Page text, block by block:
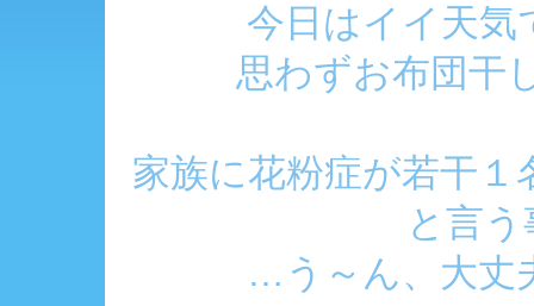
今日はイイ天気
思わずお布団干
家族に花粉症が若干
と言
…う～ん、大丈